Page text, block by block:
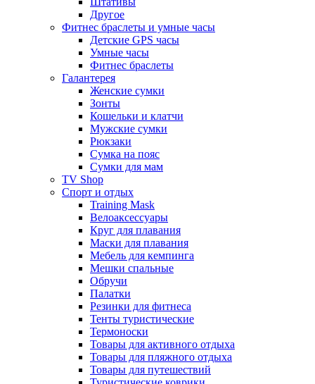
Другое
Фитнес браслеты и умные часы
Детские GPS часы
Умные часы
Фитнес браслеты
Галантерея
Женские сумки
Зонты
Кошельки и клатчи
Мужские сумки
Рюкзаки
Сумка на пояс
Сумки для мам
TV Shop
Спорт и отдых
Training Mask
Велоаксессуары
Круг для плавания
Маски для плавания
Мебель для кемпинга
Мешки спальные
Обручи
Палатки
Резинки для фитнеса
Тенты туристические
Термоноски
Товары для активного отдыха
Товары для пляжного отдыха
Товары для путешествий